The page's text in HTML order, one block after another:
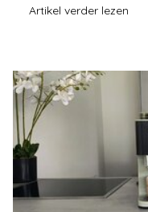
Artikel verder lezen